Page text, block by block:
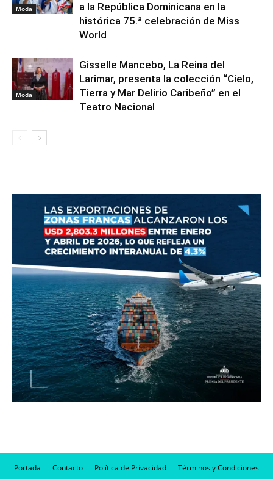
Moda
a la República Dominicana en la
histórica 75.ª celebración de Miss
World
Moda
Gisselle Mancebo, La Reina del
Larimar, presenta la colección “Cielo,
Tierra y Mar Delirio Caribeño” en el
Teatro Nacional
Portada Contacto Política de Privacidad Términos y Condiciones